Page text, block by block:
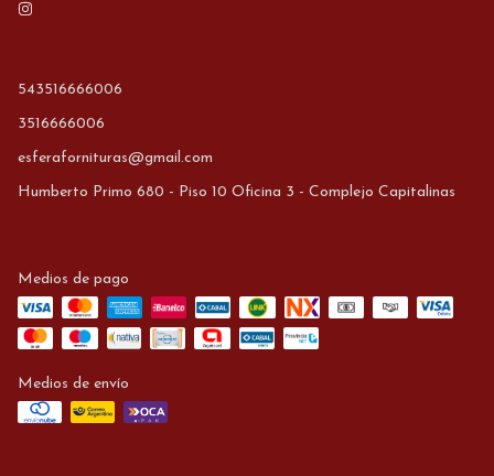
543516666006
3516666006
esferafornituras@gmail.com
Humberto Primo 680 - Piso 10 Oficina 3 - Complejo Capitalinas
Medios de pago
Medios de envío